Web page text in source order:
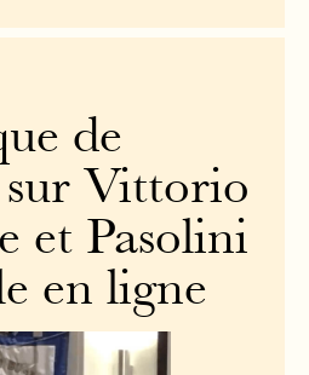
de
sur Vittorio
et Pasolini
en ligne